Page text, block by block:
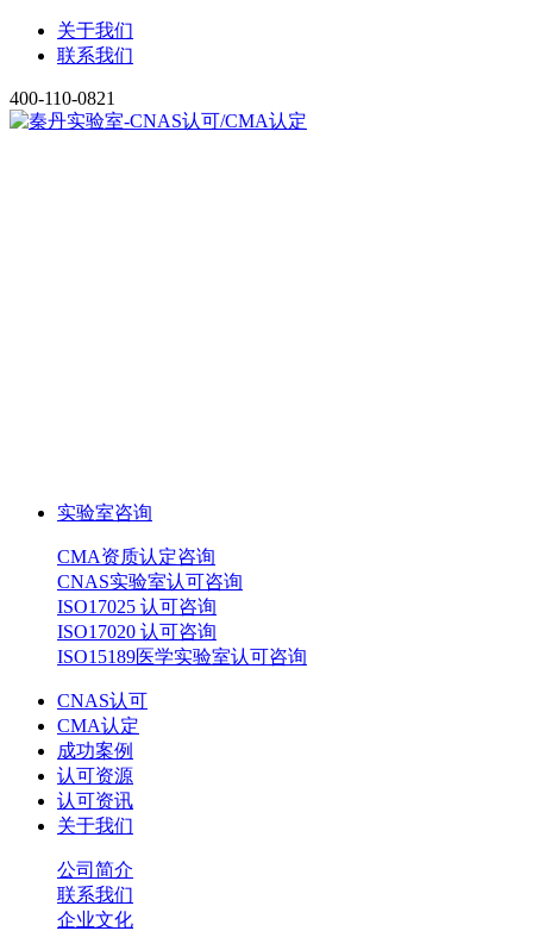
关于我们
联系我们
400-110-0821
实验室咨询
CMA资质认定咨询
CNAS实验室认可咨询
ISO17025 认可咨询
ISO17020 认可咨询
ISO15189医学实验室认可咨询
CNAS认可
CMA认定
成功案例
认可资源
认可资讯
关于我们
公司简介
联系我们
企业文化